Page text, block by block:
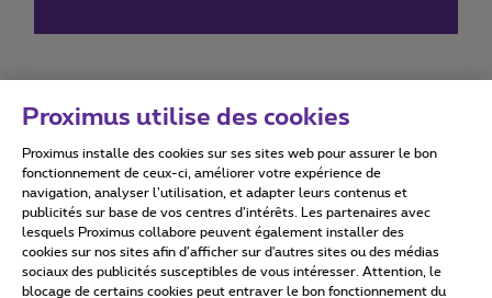
Conditions d'utilisation Accessibility statement
Tous droits réservés. © 2026 Proximus
Proximus utilise des cookies
Proximus installe des cookies sur ses sites web pour assurer le bon
fonctionnement de ceux-ci, améliorer votre expérience de
navigation, analyser l’utilisation, et adapter leurs contenus et
publicités sur base de vos centres d’intérêts. Les partenaires avec
lesquels Proximus collabore peuvent également installer des
cookies sur nos sites afin d’afficher sur d'autres sites ou des médias
sociaux des publicités susceptibles de vous intéresser. Attention, le
blocage de certains cookies peut entraver le bon fonctionnement du